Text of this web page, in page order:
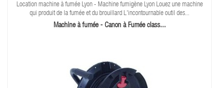
Location machine à fumée Lyon - Machine fumigène Lyon Louez une machine
qui produit de la fumée et du brouillard L'incontournable outil des...
Machine à fumée - Canon à Fumée class...